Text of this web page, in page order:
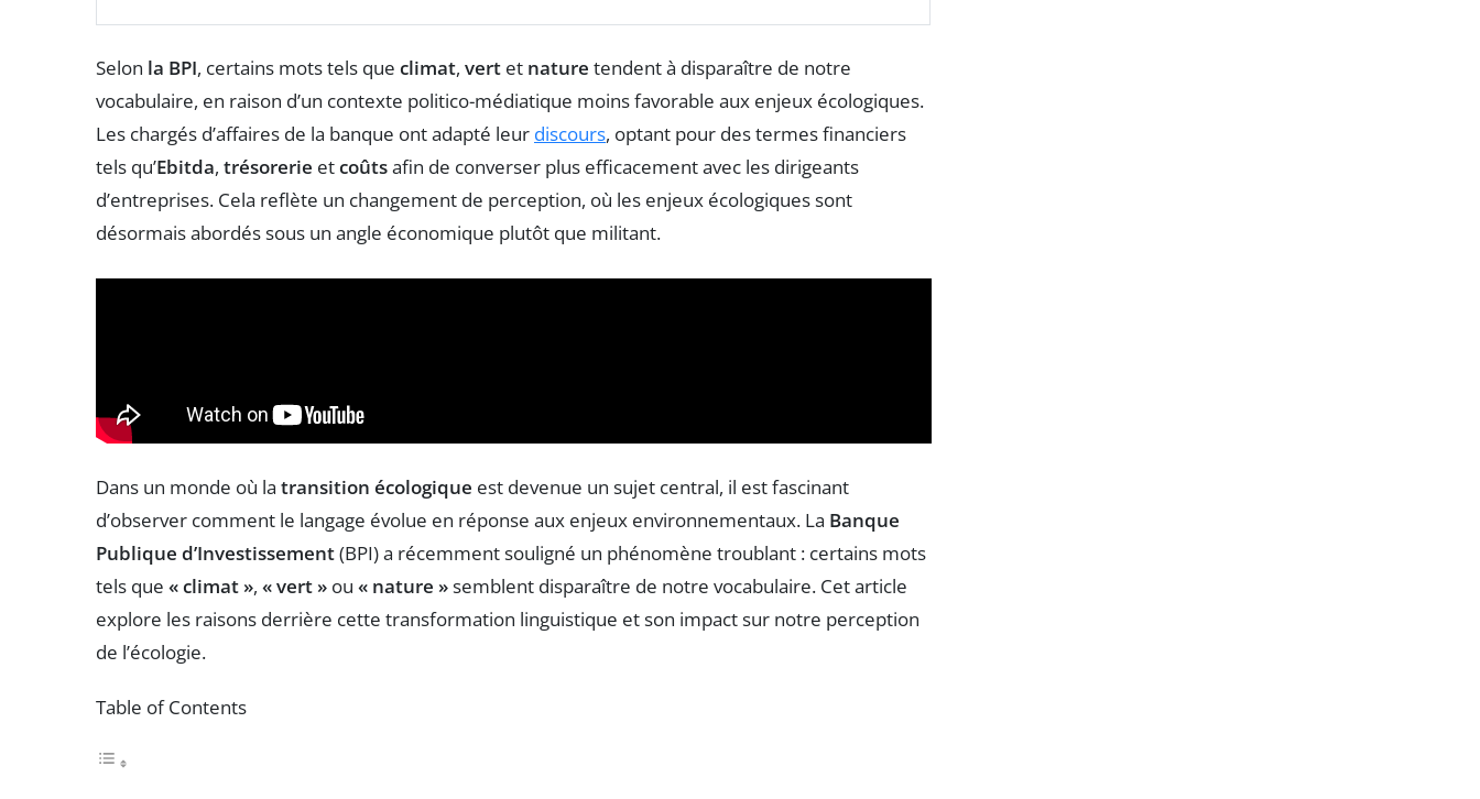
Selon la BPI, certains mots tels que climat, vert et nature tendent à disparaître de notre
vocabulaire, en raison d’un contexte politico-médiatique moins favorable aux enjeux écologiques.
Les chargés d’affaires de la banque ont adapté leur discours, optant pour des termes financiers
tels qu’Ebitda, trésorerie etcoûtsafin de converser plus efficacement avec les dirigeants
d’entreprises. Cela reflète un changement de perception, où les enjeux écologiques sont
désormais abordés sous un angle économique plutôt que militant.
Dans un monde où la transition écologique est devenue un sujet central, il est fascinant
d’observer comment le langage évolue en réponse aux enjeux environnementaux. La Banque
Publique d’Investissement(BPI) a récemment souligné un phénomène troublant : certains mots
tels que « climat », « vert » ou « nature »semblent disparaître de notre vocabulaire. Cet article
explore les raisons derrière cette transformation linguistique et son impact sur notre perception
de l’écologie.
Table of Contents